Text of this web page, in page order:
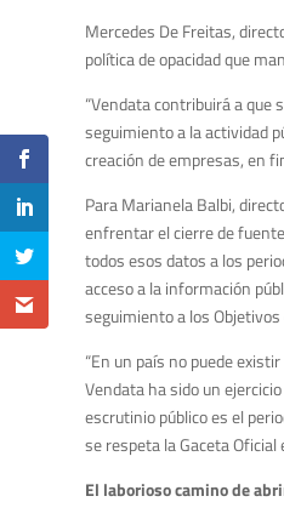
Mercedes De Freitas,
política de opacidad que
“Vendata contribuirá a que
seguimiento a la actividad
creación de empresas, en
Para Marianela Balbi,
enfrentar el cierre de
todos esos datos a los
acceso a la información
seguimiento a los Objetivos
“En un país no puede
Vendata ha sido un
escrutinio público es el
se respeta la Gaceta Oficial
El laborioso camino de